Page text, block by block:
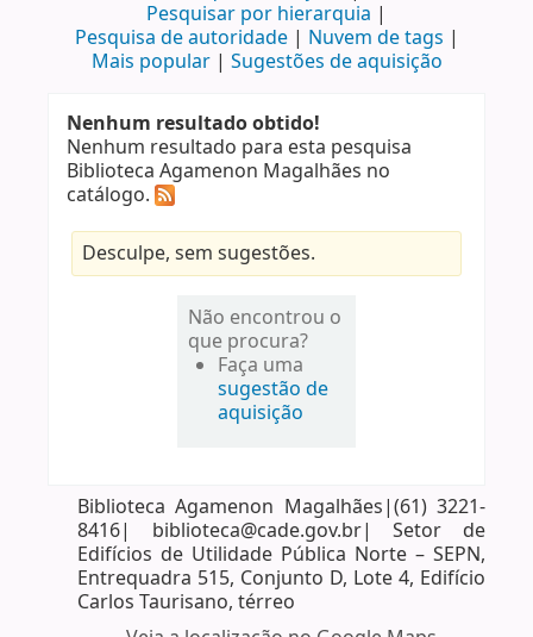
Pesquisar por hierarquia
Pesquisa de autoridade
Nuvem de tags
Mais popular
Sugestões de aquisição
Nenhum resultado obtido!
Nenhum resultado para esta pesquisa
Biblioteca Agamenon Magalhães no
catálogo.
Desculpe, sem sugestões.
Não encontrou o
que procura?
Faça uma
sugestão de
aquisição
Biblioteca Agamenon Magalhães|(61) 3221-
8416| biblioteca@cade.gov.br| Setor de
Edifícios de Utilidade Pública Norte – SEPN,
Entrequadra 515, Conjunto D, Lote 4, Edifício
Carlos Taurisano, térreo